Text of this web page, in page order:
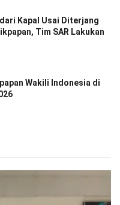
Kapal Usai Diterjang
Tim SAR Lakukan
Wakili Indonesia di